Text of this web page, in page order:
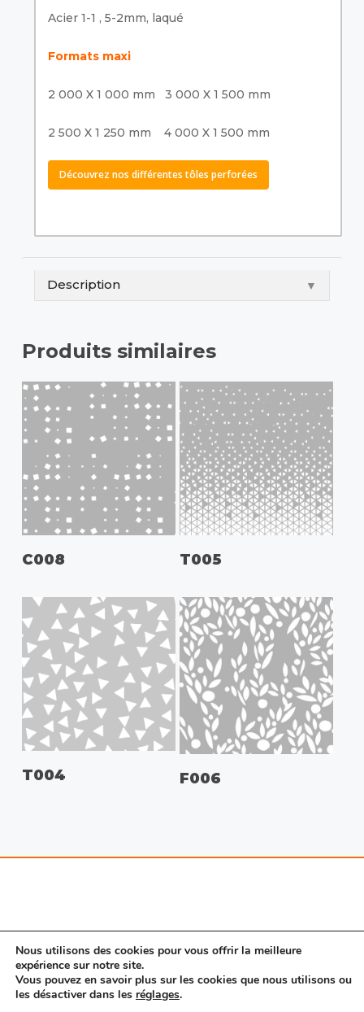
Acier 1-1 , 5-2mm, laqué
Formats maxi
2 000 X 1 000 mm 3 000 X 1 500 mm
2 500 X 1 250 mm 4 000 X 1 500 mm
Découvrez nos différentes tôles perforées
Description ▼
Produits similaires
C008 T005
T004 F006
© 2026 Porte SAS. |Mentions légales|Nous
contacter| CGV
Nous utilisons des cookies pour vous offrir la meilleure
expérience sur notre site.
Vous pouvez en savoir plus sur les cookies que nous utilisons ou
les désactiver dans les réglages.